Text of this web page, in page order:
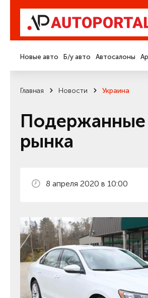
Новые авто Б/у авто Автосалоны
Главная Новости Украина
Подержанные
рынка
8 апреля 2020 в 10:00